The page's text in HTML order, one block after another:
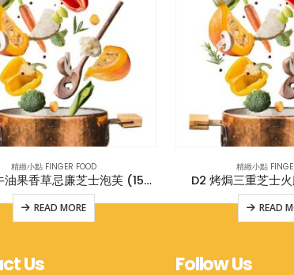
精緻小點 FINGER FOOD
D8 法式牛油果香草忌廉芝士泡芙 (15件)
READ MORE
精緻小點
D2 烤焗三重芝士
READ
Us Follow Us